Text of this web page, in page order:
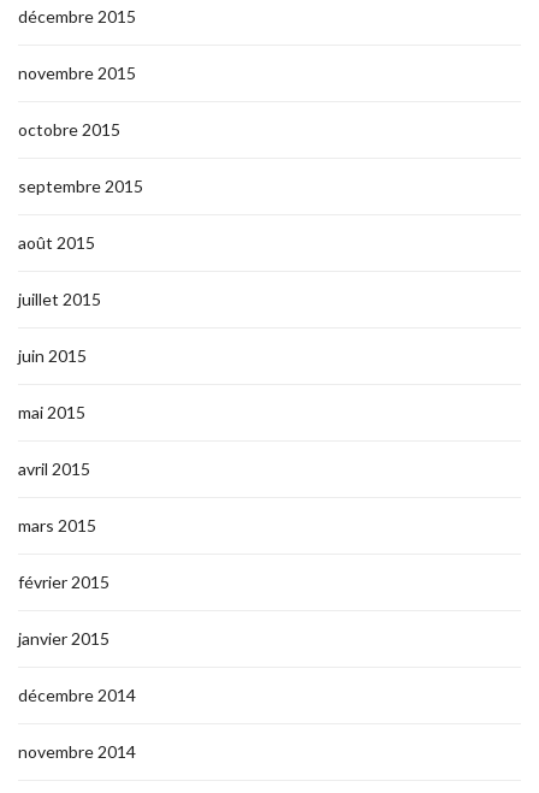
décembre 2015
novembre 2015
octobre 2015
septembre 2015
août 2015
juillet 2015
juin 2015
mai 2015
avril 2015
mars 2015
février 2015
janvier 2015
décembre 2014
novembre 2014